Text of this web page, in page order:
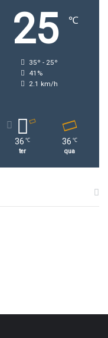
25 ℃
35º - 25º
41%
2.1 km/h
36 ℃
ter
36 ℃
qua